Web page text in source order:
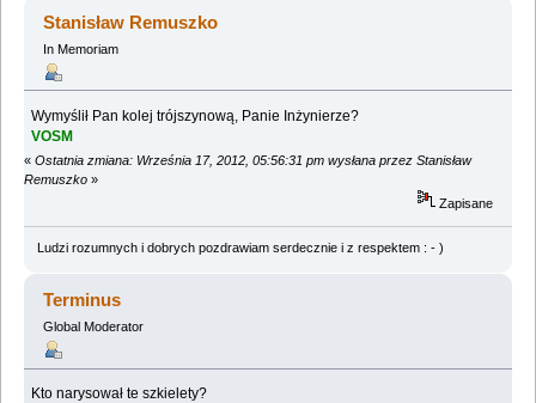
Stanisław Remuszko
In Memoriam
Wymyślił Pan kolej trójszynową, Panie Inżynierze?
VOSM
« Ostatnia zmiana: Września 17, 2012, 05:56:31 pm wysłana przez Stanisław
Remuszko »
Zapisane
Ludzi rozumnych i dobrych pozdrawiam serdecznie i z respektem : - )
Terminus
Global Moderator
Kto narysował te szkielety?